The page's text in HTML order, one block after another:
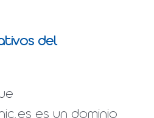
del
es un dominio